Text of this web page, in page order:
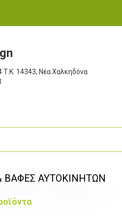
Τ.Κ. 14343, Νέα Χαλκηδόνα
ΒΑΦΕΣ ΑΥΤΟΚΙΝΗΤΩΝ